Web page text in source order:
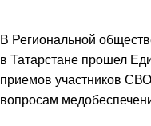
В Региональной
в Татарстане прошел
приемов участников
вопросам